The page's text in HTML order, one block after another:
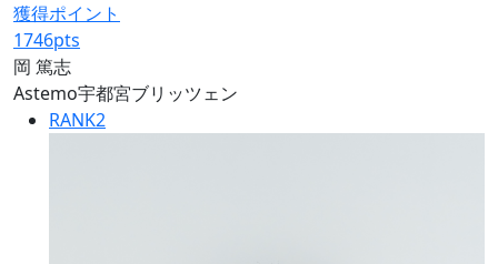
獲得ポイント
1746pts
岡 篤志
Astemo宇都宮ブリッツェン
RANK2